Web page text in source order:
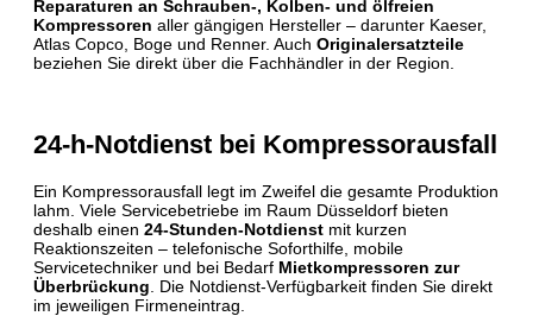
Reparaturen an Schrauben-, Kolben- und ölfreien
Kompressoren aller gängigen Hersteller – darunter Kaeser,
Atlas Copco, Boge und Renner. Auch Originalersatzteile
beziehen Sie direkt über die Fachhändler in der Region.
24-h-Notdienst bei Kompressorausfall
Ein Kompressorausfall legt im Zweifel die gesamte Produktion
lahm. Viele Servicebetriebe im Raum Düsseldorf bieten
deshalb einen 24-Stunden-Notdienst mit kurzen
Reaktionszeiten – telefonische Soforthilfe, mobile
Servicetechniker und bei Bedarf Mietkompressoren zur
Überbrückung . Die Notdienst-Verfügbarkeit finden Sie direkt
im jeweiligen Firmeneintrag.